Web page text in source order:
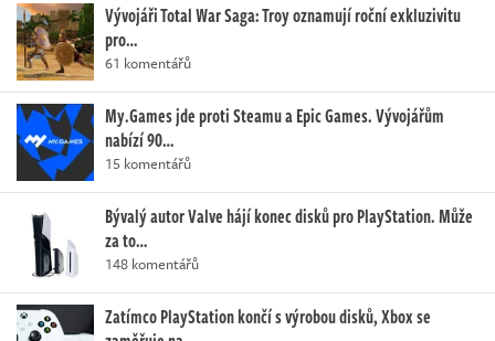
Vývojáři Total War Saga: Troy oznamují roční exkluzivitu
pro…
61 komentářů
My.Games jde proti Steamu a Epic Games. Vývojářům
nabízí 90…
15 komentářů
Bývalý autor Valve hájí konec disků pro PlayStation. Může
za to…
148 komentářů
Zatímco PlayStation končí s výrobou disků, Xbox se